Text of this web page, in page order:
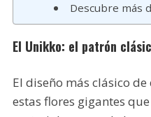
Descubre más
El Unikko: el patrón
El diseño más clásico
estas flores gigantes